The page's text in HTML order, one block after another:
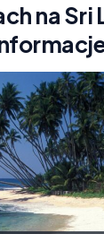
na Sri